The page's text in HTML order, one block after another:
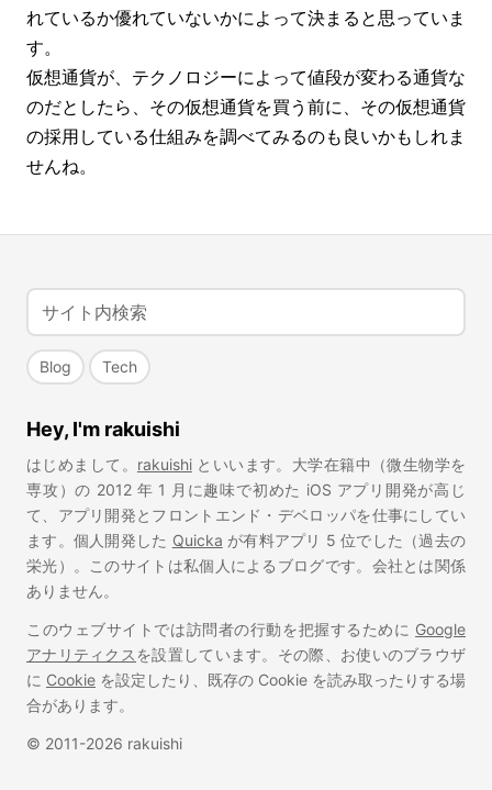
れているか優れていないかによって決まると思っていま
す。
仮想通貨が、テクノロジーによって値段が変わる通貨な
のだとしたら、その仮想通貨を買う前に、その仮想通貨
の採用している仕組みを調べてみるのも良いかもしれま
せんね。
Blog Tech
Hey, I'm rakuishi
はじめまして。 rakuishiといいます。大学在籍中（微生物学を
専攻）の 2012 年 1 月に趣味で初めた iOS アプリ開発が高じ
て、アプリ開発とフロントエンド・デベロッパを仕事にしてい
ます。個人開発した Quicka が有料アプリ 5 位でした（過去の
栄光）。このサイトは私個人によるブログです。会社とは関係
ありません。
このウェブサイトでは訪問者の行動を把握するために Google
アナリティクスを設置しています。その際、お使いのブラウザ
に Cookie を設定したり、既存の Cookie を読み取ったりする場
合があります。
© 2011-2026 rakuishi